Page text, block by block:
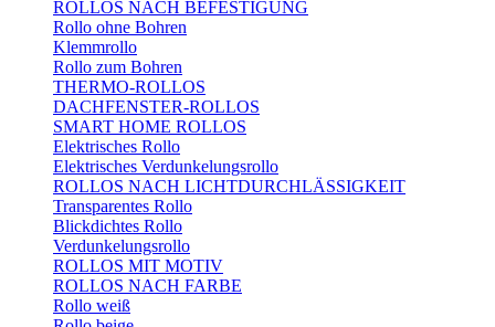
ROLLOS NACH BEFESTIGUNG
Rollo ohne Bohren
Klemmrollo
Rollo zum Bohren
THERMO-ROLLOS
DACHFENSTER-ROLLOS
SMART HOME ROLLOS
Elektrisches Rollo
Elektrisches Verdunkelungsrollo
ROLLOS NACH LICHTDURCHLÄSSIGKEIT
Transparentes Rollo
Blickdichtes Rollo
Verdunkelungsrollo
ROLLOS MIT MOTIV
ROLLOS NACH FARBE
Rollo weiß